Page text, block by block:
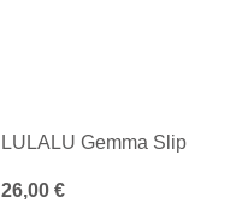
LULALU Gemma Slip
Regulärer Preis:
26,00 €